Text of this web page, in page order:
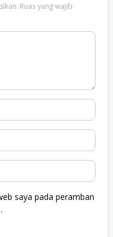
Ruas yang wajib
saya pada peramban